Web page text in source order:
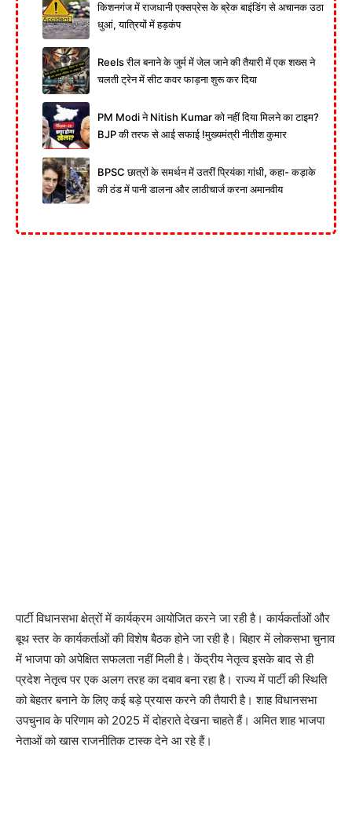
किशनगंज में राजधानी एक्सप्रेस के ब्रेक बाइंडिंग से अचानक उठा
धुआं, यात्रियों में हड़कंप
Reels रील बनाने के जुर्म में जेल जाने की तैयारी में एक शख्स ने
चलती ट्रेन में सीट कवर फाड़ना शुरू कर दिया
PM Modi ने Nitish Kumar को नहीं दिया मिलने का टाइम?
BJP की तरफ से आई सफाई !मुख्यमंत्री नीतीश कुमार
BPSC छात्रों के समर्थन में उतरीं प्रियंका गांधी, कहा- कड़ाके
की ठंड में पानी डालना और लाठीचार्ज करना अमानवीय
पार्टी विधानसभा क्षेत्रों में कार्यक्रम आयोजित करने जा रही है। कार्यकर्ताओं और
बूथ स्तर के कार्यकर्ताओं की विशेष बैठक होने जा रही है। बिहार में लोकसभा चुनाव
में भाजपा को अपेक्षित सफलता नहीं मिली है। केंद्रीय नेतृत्व इसके बाद से ही
प्रदेश नेतृत्व पर एक अलग तरह का दबाव बना रहा है। राज्य में पार्टी की स्थिति
को बेहतर बनाने के लिए कई बड़े प्रयास करने की तैयारी है। शाह विधानसभा
उपचुनाव के परिणाम को 2025 में दोहराते देखना चाहते हैं। अमित शाह भाजपा
नेताओं को खास राजनीतिक टास्क देने आ रहे हैं।